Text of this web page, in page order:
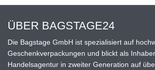
ÜBER BAGSTAGE24
Die Bagstage GmbH ist spezialisiert auf
Geschenkverpackungen und blickt als
Handelsagentur in zweiter Generation auf